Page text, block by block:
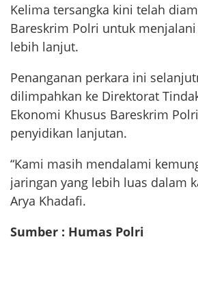
Kelima tersangka kini telah
Bareskrim Polri untuk
lebih lanjut.
Penanganan perkara ini
dilimpahkan ke Direktorat
Ekonomi Khusus Bareskrim
penyidikan lanjutan.
“Kami masih mendalami
jaringan yang lebih luas dalam
Arya Khadafi.
Sumber : Humas Polri